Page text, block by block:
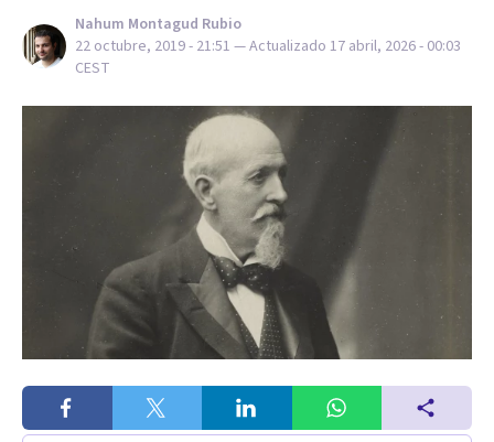
Nahum Montagud Rubio
22 octubre, 2019 - 21:51 — Actualizado 17 abril, 2026 - 00:03
CEST